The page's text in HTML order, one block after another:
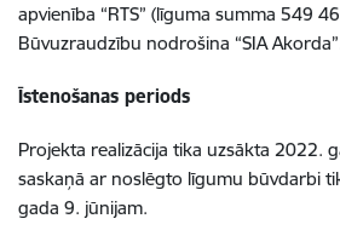
apvienība “RTS” (līguma summa 549
Būvuzraudzību nodrošina “SIA
Īstenošanas periods
Projekta realizācija tika uzsākta 2022.
saskaņā ar noslēgto līgumu būvdarbi
gada 9. jūnijam.